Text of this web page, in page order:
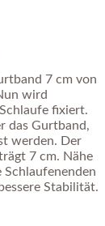
7 cm von
wird
fixiert.
das Gurtband,
werden. Der
7 cm. Nähe
Stabilität.